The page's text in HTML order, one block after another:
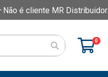
Não é cliente MR
0